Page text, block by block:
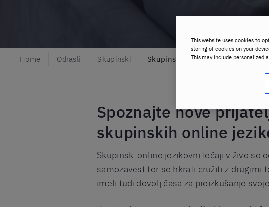
Home Odrasli Skupinski Skupinski tečaji online
Spoznajte nove
skupinskih online
Skupinski online jezikovni tečaji v živo so
samozavest ter se hkrati družiti z drugimi
imeli tudi dovolj časa za preizkušanje
This website uses cookies to
storing of cookies on your
This may include personalized